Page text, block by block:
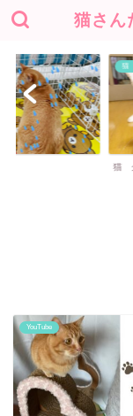
猫さん
猫
猫
YouTube